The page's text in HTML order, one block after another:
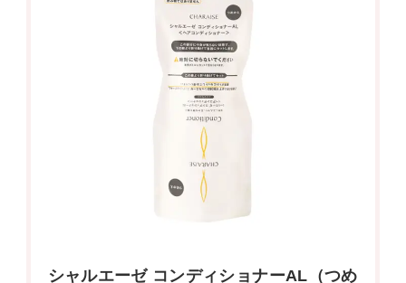
シャルエーゼ コンディショナーAL（つめ